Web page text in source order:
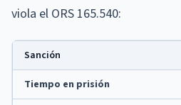
viola el ORS 165.540:
Sanción
Tiempo en prisión